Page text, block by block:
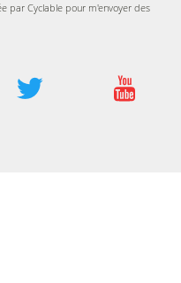
par Cyclable pour m'envoyer des